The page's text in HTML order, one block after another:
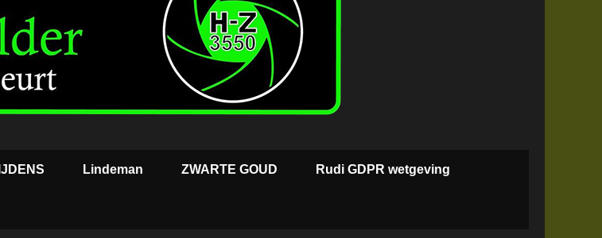
Lindeman ZWARTE GOUD Rudi GDPR wetgeving